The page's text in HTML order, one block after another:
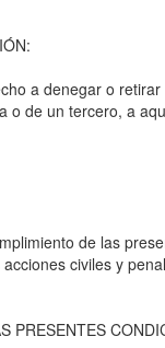
a denegar o
o de un tercero, a
de las
civiles y
PRESENTES